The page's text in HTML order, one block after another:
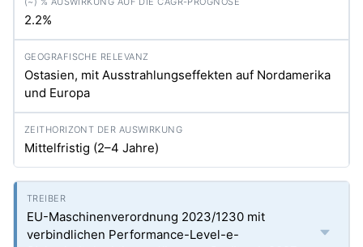
2.2%
Ostasien, mit Ausstrahlungseffekten auf Nordamerika
und Europa
Mittelfristig (2–4 Jahre)
EU-Maschinenverordnung 2023/1230 mit
verbindlichen Performance-Level-e-